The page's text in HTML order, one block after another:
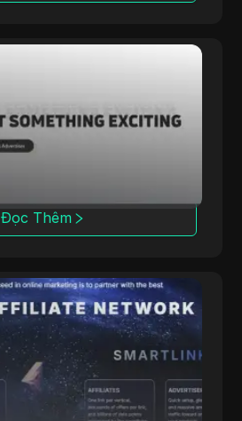
tỷ lệ chuyển đổi cao với
ngành độc quyền, tập trung
iGaming nội bộ.
Đọc Thêm
cao lợi tức đầu tư (ROI) của
qua nhiều lĩnh vực, bao
tử và sức khỏe.